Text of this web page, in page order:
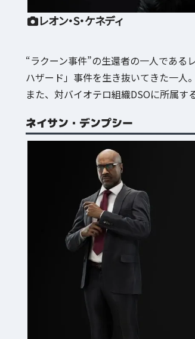
レオン・S・ケネディ
“ラクーン事件”の生還者の一人である
ハザード」事件を生き抜いてきた一人。
また、対バイオテロ組織DSOに所属す
ネイサン・デンプシー